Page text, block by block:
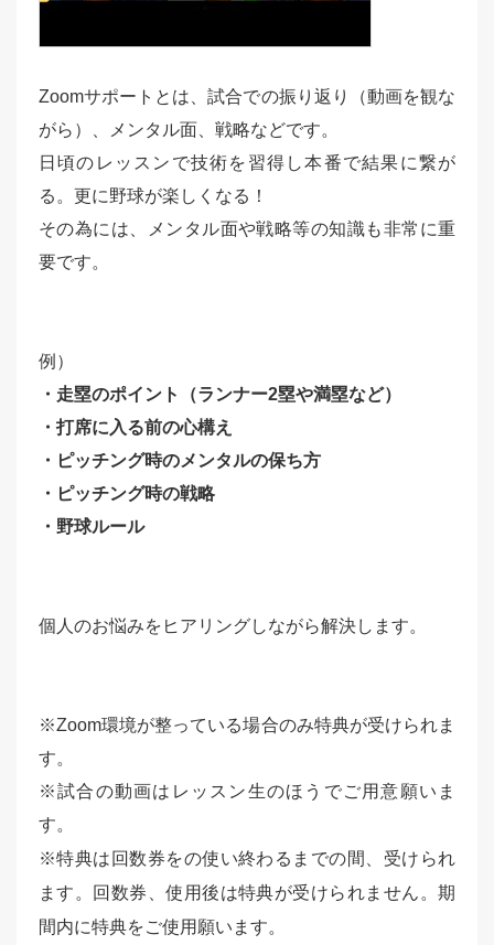
Zoomサポートとは、試合での振り返り（動画を観な
がら）、メンタル面、戦略などです。
日頃のレッスンで技術を習得し本番で結果に繋が
る。更に野球が楽しくなる！
その為には、メンタル面や戦略等の知識も非常に重
要です。
例）
・走塁のポイント（ランナー2塁や満塁など）
・打席に入る前の心構え
・ピッチング時のメンタルの保ち方
・ピッチング時の戦略
・野球ルール
個人のお悩みをヒアリングしながら解決します。
※Zoom環境が整っている場合のみ特典が受けられま
す。
※試合の動画はレッスン生のほうでご用意願いま
す。
※特典は回数券をの使い終わるまでの間、受けられ
ます。回数券、使用後は特典が受けられません。期
間内に特典をご使用願います。